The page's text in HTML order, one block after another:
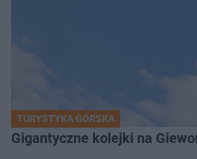
TURYSTYKA GÓRSKA
Gigantyczne kolejki na